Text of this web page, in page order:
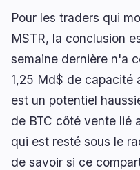
Pour les traders qui
MSTR, la conclusion
semaine dernière n'a
1,25 Md$ de capacité
est un potentiel
de BTC côté vente lié
qui est resté sous le
de savoir si ce